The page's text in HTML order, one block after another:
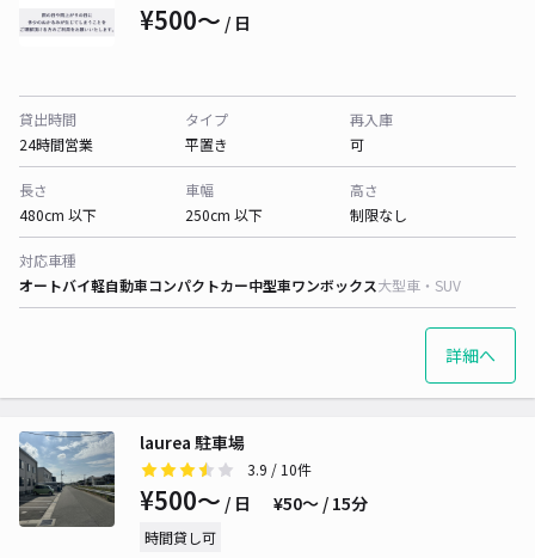
¥500〜 / 日
貸出時間
24時間営業
タイプ
平置き
再入庫
可
長さ
480cm 以下
車幅
250cm 以下
高さ
制限なし
対応車種
オートバイ軽自動車コンパクトカー中型車ワンボックス大型車・SUV
詳細へ
laurea 駐車場
3.9 / 10件
¥500〜 / 日 ¥50〜 / 15分
時間貸し可